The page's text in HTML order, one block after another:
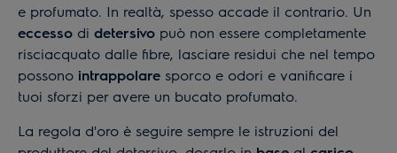
e profumato. In realtà, spesso accade il contrario. Un
eccesso di detersivo può non essere completamente
risciacquato dalle fibre, lasciare residui che nel tempo
possono intrappolare sporco e odori e vanificare i
tuoi sforzi per avere un bucato profumato.
La regola d'oro è seguire sempre le istruzioni del